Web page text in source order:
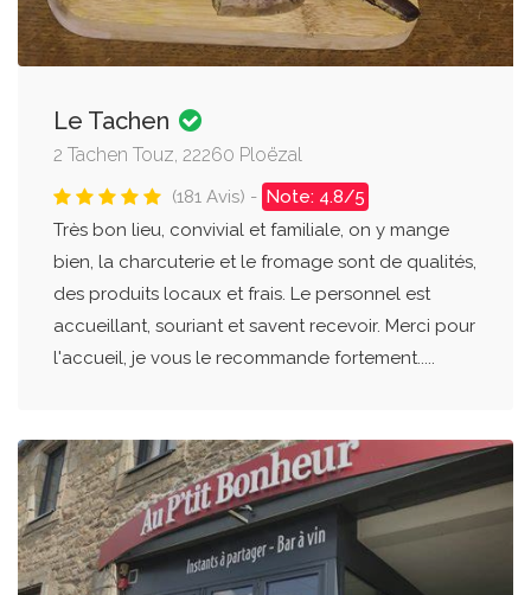
Le Tachen
2 Tachen Touz, 22260 Ploëzal
(181 Avis) - Note: 4.8/5
Très bon lieu, convivial et familiale, on y mange
bien, la charcuterie et le fromage sont de qualités,
des produits locaux et frais. Le personnel est
accueillant, souriant et savent recevoir. Merci pour
l'accueil, je vous le recommande fortement.....